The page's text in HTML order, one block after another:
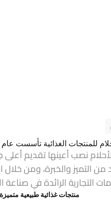
الغذائية تأسست عام 1974 في ريف دمشق،
نصب أعينها تقديم
التميز والخبرة، ومن خلال
التجارية الرائدة في صناعة
منتجات غذائية طبيعية